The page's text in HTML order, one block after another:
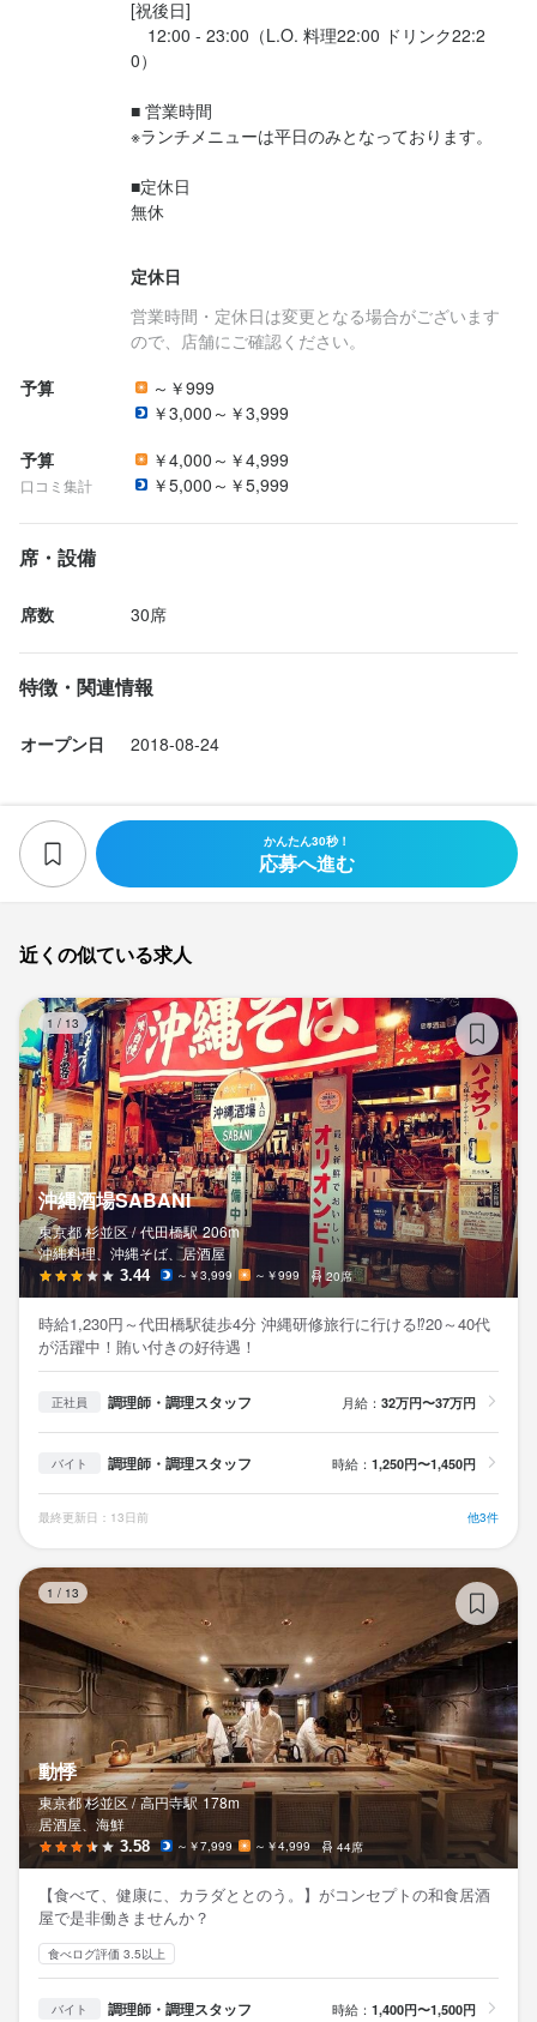
[祝後日]
12:00 - 23:00（L.O. 料理22:00 ドリンク22:2
0）
■ 営業時間
※ランチメニューは平日のみとなっております。
■定休日
無休
定休日
営業時間・定休日は変更となる場合がございます
ので、店舗にご確認ください。
予算
～￥999
￥3,000～￥3,999
予算
口コミ集計
￥4,000～￥4,999
￥5,000～￥5,999
席・設備
席数 30席
特徴・関連情報
オープン日 2018-08-24
かんたん30秒！
応募へ進む
近くの似ている求人
1 / 13
沖縄酒場SABANI
東京都 杉並区 / 代田橋駅 206m
沖縄料理、沖縄そば、居酒屋
3.44 ～￥3,999 ～￥999 20席
時給1,230円～代田橋駅徒歩4分 沖縄研修旅行に行ける⁉20～40代
が活躍中！賄い付きの好待遇！
正社員 調理師・調理スタッフ 月給： 32万円〜37万円
バイト 調理師・調理スタッフ 時給： 1,250円〜1,450円
最終更新日：13日前 他3件
1 / 13
動悸
東京都 杉並区 / 高円寺駅 178m
居酒屋、海鮮
3.58 ～￥7,999 ～￥4,999 44席
【食べて、健康に、カラダととのう。】がコンセプトの和食居酒
屋で是非働きませんか？
食べログ評価 3.5以上
バイト 調理師・調理スタッフ 時給： 1,400円〜1,500円
リキュール・スピリッツの知識
メニュー開発 仕入れ・食材の目利き
求める人物像
・お酒が大好きな方
・高円寺で働いてみたい方
・居酒屋が大好きな方
・昼だけ・夜だけ働きたい方
お店の採用担当者からのメッセージ
一度、カジュアルにお話しましょう。ご応募を心よりお待ちして
おります。
勤務地
東京都杉並区高円寺北3-20-19 マガザン高円寺
連絡先
035-356-7662
最終更新日2026/05/23